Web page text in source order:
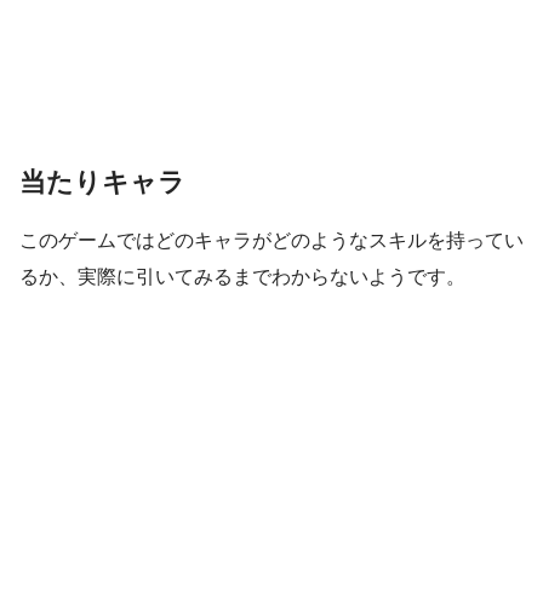
当たりキャラ
このゲームではどのキャラがどのようなスキルを持ってい
るか、実際に引いてみるまでわからないようです。